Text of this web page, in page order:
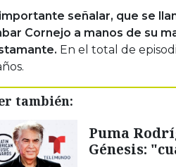
señalar, que se
Cornejo a manos de su
En el total de
también:
Puma
Génesis: